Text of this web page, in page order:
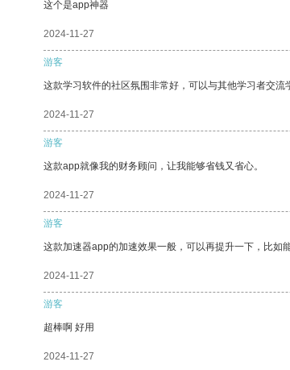
这个是app神器
2024-11-27
游客
这款学习软件的社区氛围非常好，可以与其他学习者交流
2024-11-27
游客
这款app就像我的财务顾问，让我能够省钱又省心。
2024-11-27
游客
这款加速器app的加速效果一般，可以再提升一下，比如
2024-11-27
游客
超棒啊 好用
2024-11-27